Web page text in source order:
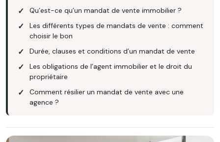
Qu’est-ce qu’un mandat de vente immobilier ?
Les différents types de mandats de vente : comment
choisir le bon
Durée, clauses et conditions d’un mandat de vente
Les obligations de l’agent immobilier et le droit du
propriétaire
Comment résilier un mandat de vente avec une
agence ?